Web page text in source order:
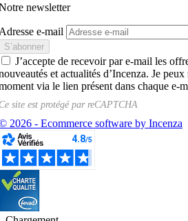
newsletter
e-mail
J’accepte de recevoir par e-mail les
et actualités d’Incenza. Je
via le lien présent dans chaque e-
site est protégé parreCAPTCHA
2026 - Ecommerce software by Incenza